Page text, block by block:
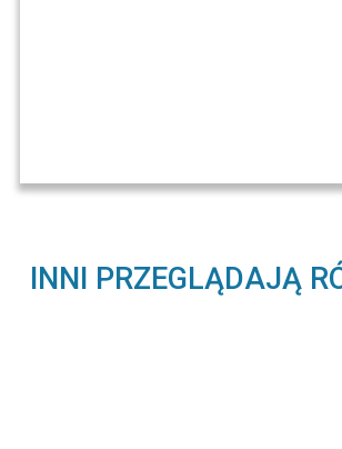
INNI PRZEGLĄDAJĄ